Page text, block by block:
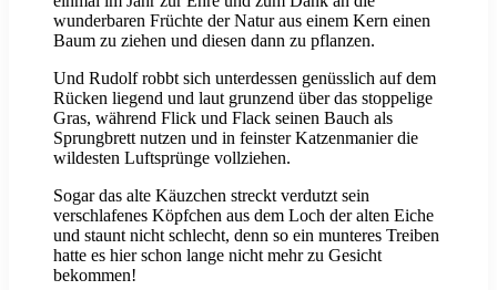
wunderbaren Früchte der Natur aus einem Kern einen
Baum zu ziehen und diesen dann zu pflanzen.
Und Rudolf robbt sich unterdessen genüsslich auf dem
Rücken liegend und laut grunzend über das stoppelige
Gras, während Flick und Flack seinen Bauch als
Sprungbrett nutzen und in feinster Katzenmanier die
wildesten Luftsprünge vollziehen.
Sogar das alte Käuzchen streckt verdutzt sein
verschlafenes Köpfchen aus dem Loch der alten Eiche
und staunt nicht schlecht, denn so ein munteres Treiben
hatte es hier schon lange nicht mehr zu Gesicht
bekommen!